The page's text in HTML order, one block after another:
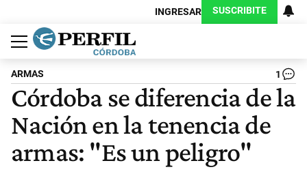
INGRESAR SUSCRIBITE
Política
Economía
Judiciales
Sociedad
Cultura
Espectáculos
Deportes
Protagonistas
ARMAS 1
Córdoba se diferencia de la
Nación en la tenencia de
armas: "Es un peligro"